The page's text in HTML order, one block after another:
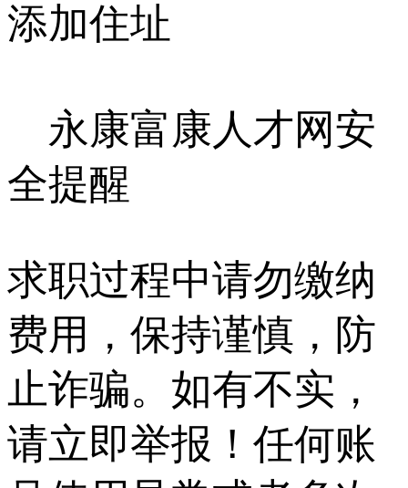
添加住址
永康富康人才网安
全提醒
求职过程中请勿缴纳
费用，保持谨慎，防
止诈骗。如有不实，
请立即举报！任何账